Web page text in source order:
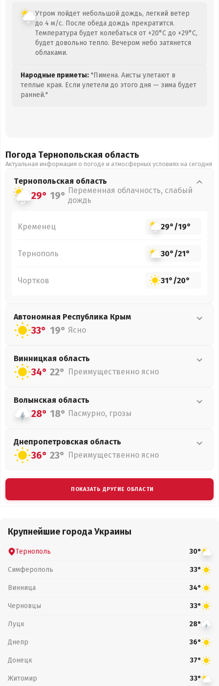
Утром пойдет небольшой дождь, легкий ветер
до 4 м/с. После обеда дождь прекратится.
Температура будет колебаться от +20°C до +29°C,
будет довольно тепло. Вечером небо затянется
облаками.
Народные приметы: "Пимена. Аисты улетают в
теплые края. Если улетели до этого дня — зима будет
ранней."
Погода Тернопольская область
Актуальная информация о погоде и атмосферных условиях на сегодня
Тернопольская область
29° 19° Переменная облачность, слабый
дождь
Кременец 29°/19°
Тернополь 30°/21°
Чортков 31°/20°
Автономная Республика Крым
33° 19° Ясно
Винницкая область
34° 22° Преимущественно ясно
Волынская область
28° 18° Пасмурно, грозы
Днепропетровская область
36° 23° Преимущественно ясно
ПОКАЗАТЬ ДРУГИЕ ОБЛАСТИ
Крупнейшие города Украины
Тернополь 30°
Симферополь 33°
Винница 34°
Черновцы 33°
Луцк 28°
Днепр 36°
Донецк 37°
Житомир 33°